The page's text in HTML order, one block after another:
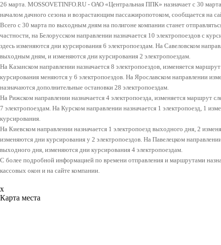
26 марта. MOSSOVETINFO.RU - ОАО «Центральная ППК» назначает с 30
началом дачного сезона и возрастающим пассажиропотоком, сообщается на
Всего с 30 марта по выходным дням на полигоне компании станет
частности, на Белорусском направлении назначается 10 электропоездов с
здесь изменяются дни курсирования 6 электропоездам. На Савеловском
выходным дням, и изменяются дни курсирования 2 электропоездам.
На Казанском направлении назначается 8 электропоездов, изменяется
курсирования меняются у 6 электропоездов. На Ярославском направлении
назначаются дополнительные остановки 28 электропоездам.
На Рижском направлении назначается 4 электропоезда, изменяется маршрут
7 электропоездам. На Курском направлении назначается 1 электропоезд, 1
курсирования.
На Киевском направлении назначается 1 электропоезд выходного дня, 2
изменяются дни курсирования у 2 электропоездов. На Павелецком
выходного дня, изменяются дни курсирования 4 электропоездам.
С более подробной информацией по времени отправления и маршрутами
кассовых окон и на сайте компании.
x
Карта места